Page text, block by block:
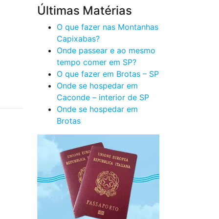
Últimas Matérias
O que fazer nas Montanhas
Capixabas?
Onde passear e ao mesmo
tempo comer em SP?
O que fazer em Brotas – SP
Onde se hospedar em
Caconde – interior de SP
Onde se hospedar em
Brotas